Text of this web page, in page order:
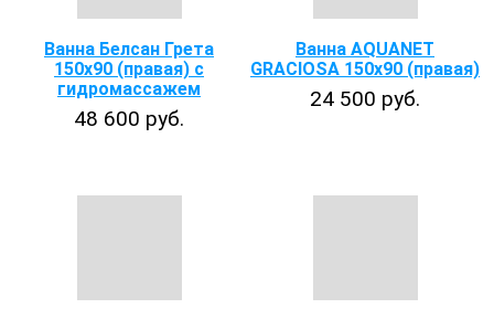
Ванна Белсан Грета
150х90 (правая) с
гидромассажем
48 600 руб.
Ванна AQUANET
GRACIOSA 150х90 (правая)
24 500 руб.